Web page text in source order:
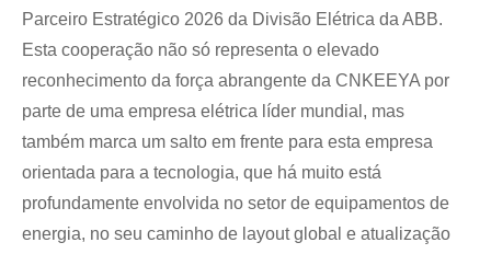
Parceiro Estratégico 2026 da Divisão Elétrica da ABB.
Esta cooperação não só representa o elevado
reconhecimento da força abrangente da CNKEEYA por
parte de uma empresa elétrica líder mundial, mas
também marca um salto em frente para esta empresa
orientada para a tecnologia, que há muito está
profundamente envolvida no setor de equipamentos de
energia, no seu caminho de layout global e atualização